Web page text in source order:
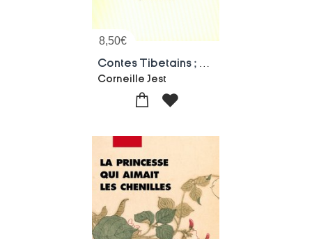
8,50€
Corneille Jest